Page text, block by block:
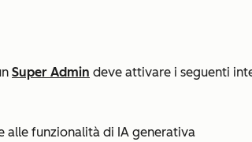
Super Admin deve attivare i seguenti
alle funzionalità di IA generativa